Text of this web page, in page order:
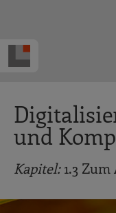
und
Kapitel:1.3